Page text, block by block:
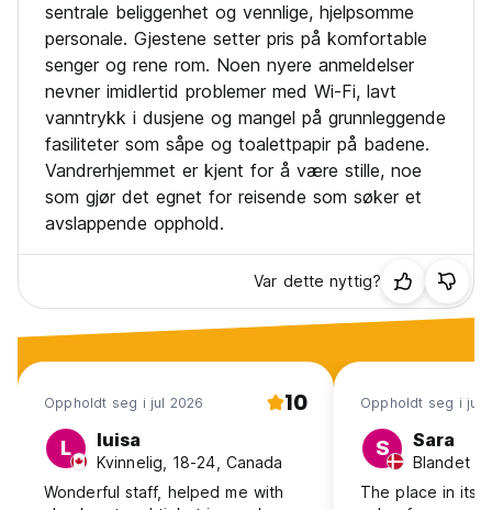
sentrale beliggenhet og vennlige, hjelpsomme
personale. Gjestene setter pris på komfortable
senger og rene rom. Noen nyere anmeldelser
nevner imidlertid problemer med Wi-Fi, lavt
vanntrykk i dusjene og mangel på grunnleggende
fasiliteter som såpe og toalettpapir på badene.
Vandrerhjemmet er kjent for å være stille, noe
som gjør det egnet for reisende som søker et
avslappende opphold.
Var dette nyttig?
Oppholdt seg i jul 2026 10
L luisa
Kvinnelig, 18-24, Canada
Wonderful staff, helped me with
Oppholdt seg i jul
S Sara
The place in